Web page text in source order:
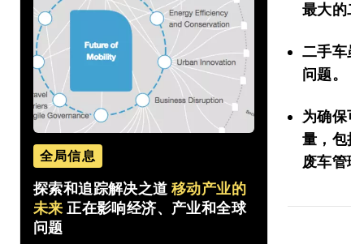
全局信息
探索和追踪解决之道 移动产业的
未来 正在影响经济、产业和全球
问题
最大的
二手车
问题。
为确
量，包
废车管